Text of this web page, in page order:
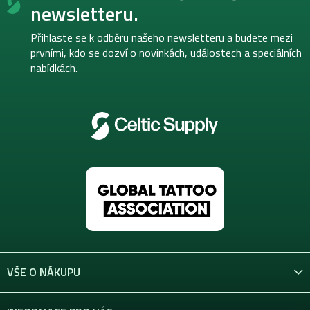
newsletteru.
Přihlaste se k odběru našeho newsletteru a budete mezi
prvními, kdo se dozví o novinkách, událostech a speciálních
nabídkách.
VŠE O NÁKUPU